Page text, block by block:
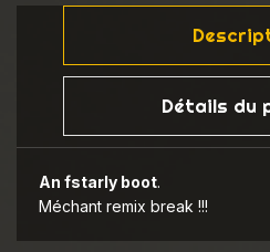
Détails du
An fstarly boot.
Méchant remix break !!!